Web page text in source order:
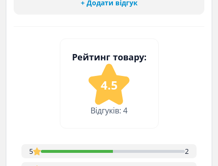
+ Додати відгук
Рейтинг товару:
4.5
Відгуків: 4
5
2